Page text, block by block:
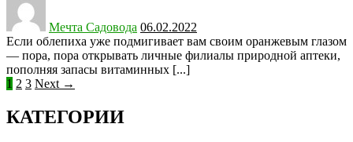
Мечта Садовода 06.02.2022
Если облепиха уже подмигивает вам своим оранжевым глазом
— пора, пора открывать личные филиалы природной аптеки,
пополняя запасы витаминных [...]
Posts
1 2 3 Next →
КАТЕГОРИИ